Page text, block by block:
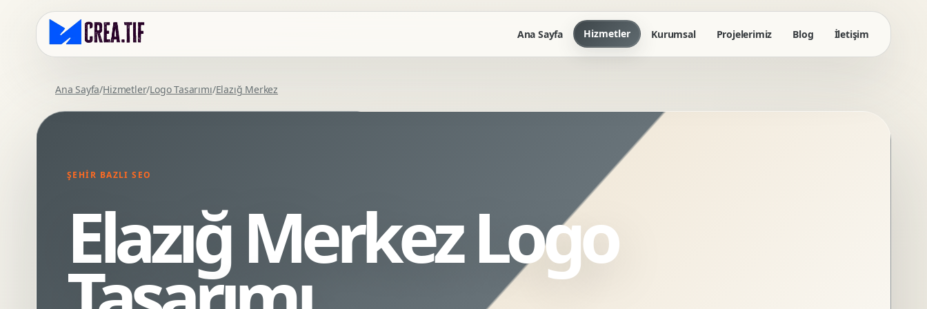
Ana Sayfa Hizmetler
Kurumsal Web Tasarim
SEO Uyumlu Web Tasarim
Webflow Web Tasarim
Framer Web Tasarim
Kurumsal Site Yenileme
Prototip Tasarimi
Dashboard UI Tasarimi
Conversion UX Optimizasyonu
Ofis Ici Gorsel Kimlik
Kurumsal Katalog Tasarimi
Kurumsal Projelerimiz Blog İletişim
Ana Sayfa/Hizmetler/Logo Tasarımı/Elazığ Merkez
ŞEHIR BAZLI SEO
Elazığ Merkez Logo